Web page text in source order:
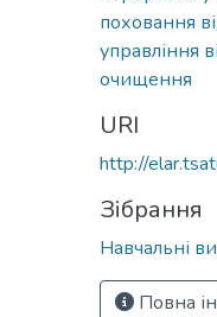
поховання
управління
очищення
URI
http://
Зібрання
Навчальні
Повна